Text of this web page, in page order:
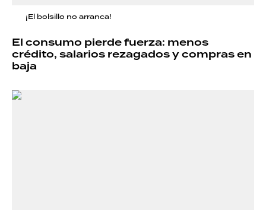
¡El bolsillo no arranca!
El consumo pierde fuerza: menos
crédito, salarios rezagados y compras en
baja